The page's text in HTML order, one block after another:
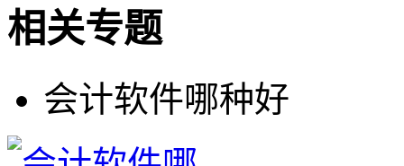
相关专题
会计软件哪种好